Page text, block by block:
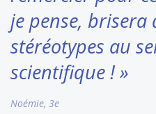
je pense,
stéréotypes au
scientifique ! »
Noémie, 3e